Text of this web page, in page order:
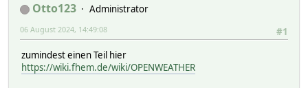
Otto123
Administrator
#1
06 August 2024, 14:49:08
zumindest einen Teil hier
https://wiki.fhem.de/wiki/OPENWEATHER